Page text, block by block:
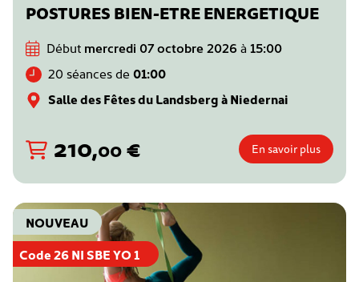
POSTURES BIEN-ETRE ENERGETIQUE
Début mercredi 07 octobre 2026 à 15:00
20 séances de 01:00
Salle des Fêtes du Landsberg à Niedernai
210,00€ En savoir plus
Code 26 NI SBE YO 1
NOUVEAU